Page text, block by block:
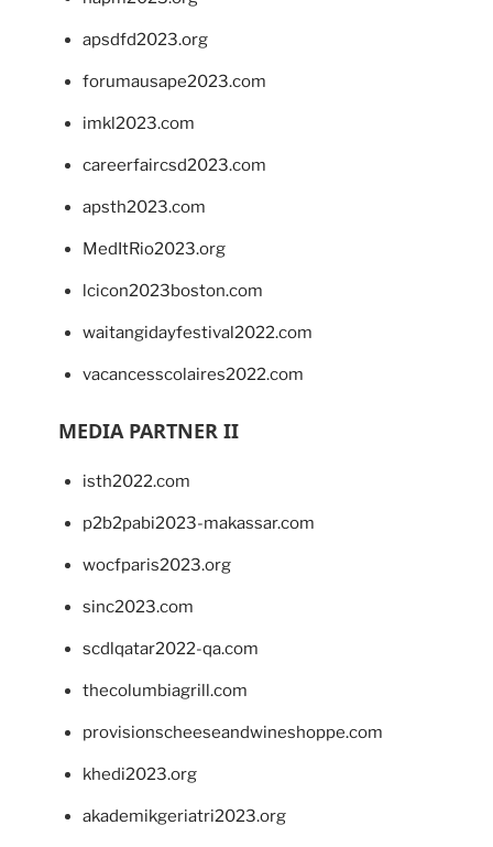
apsdfd2023.org
forumausape2023.com
imkl2023.com
careerfaircsd2023.com
apsth2023.com
MedItRio2023.org
lcicon2023boston.com
waitangidayfestival2022.com
vacancesscolaires2022.com
MEDIA PARTNER II
isth2022.com
p2b2pabi2023-makassar.com
wocfparis2023.org
sinc2023.com
scdlqatar2022-qa.com
thecolumbiagrill.com
provisionscheeseandwineshoppe.com
khedi2023.org
akademikgeriatri2023.org